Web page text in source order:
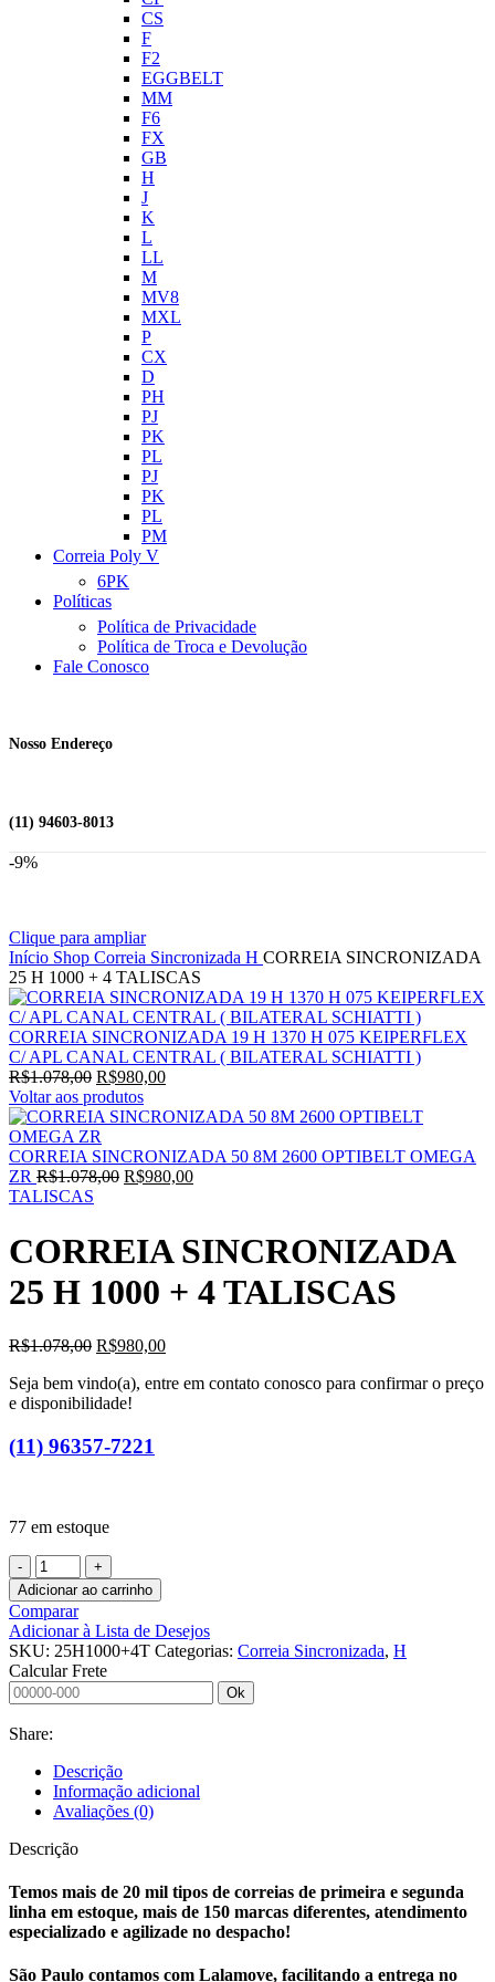
CS
F
F2
EGGBELT
MM
F6
FX
GB
H
J
K
L
LL
M
MV8
MXL
P
CX
D
PH
PJ
PK
PL
PJ
PK
PL
PM
Correia Poly V
6PK
Políticas
Política de Privacidade
Política de Troca e Devolução
Fale Conosco
Nosso Endereço
(11) 94603-8013
-9%
Clique para ampliar
Início Shop Correia Sincronizada H CORREIA SINCRONIZADA
25 H 1000 + 4 TALISCAS
CORREIA SINCRONIZADA 19 H 1370 H 075 KEIPERFLEX
C/ APL CANAL CENTRAL ( BILATERAL SCHIATTI )
R$1.078,00 O
preço
original
era:
R$1.078,00.
R$980,00O
atual
R$980,00.
Voltar aos produtos
CORREIA SINCRONIZADA 50 8M 2600 OPTIBELT OMEGA
ZR R$1.078,00 O
era:
R$1.078,00.
R$980,00O
é:
R$980,00.
TALISCAS
CORREIA SINCRONIZADA
25 H 1000 + 4 TALISCAS
R$1.078,00 O
original
era:
R$980,00O
atual
Seja bem vindo(a), entre em contato conosco para confirmar o preço
e disponibilidade!
(11) 96357-7221
77 em estoque
CORREIA
SINCRONIZADA
25
H
1000
+
4
TALISCAS
Adicionar ao carrinho
Comparar
Adicionar à Lista de Desejos
SKU: 25H1000+4T Categorias: Correia Sincronizada, H
Calcular Frete
Ok
Share:
Descrição
Informação adicional
Avaliações (0)
Descrição
Temos mais de 20 mil tipos de correias de primeira e segunda
linha em estoque, mais de 150 marcas diferentes, atendimento
especializado e agilizade no despacho!
São Paulo contamos com Lalamove, facilitando a entrega no